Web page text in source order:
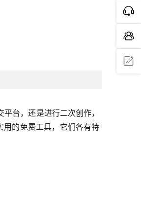
台，还是进行二次创作，
的免费工具，它们各有特